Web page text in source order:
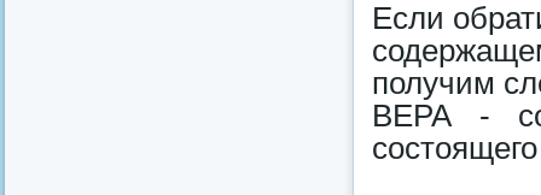
Если
получим
ВЕРА -